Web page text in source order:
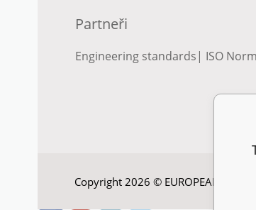
Partneři
Engineering standards | ISO
Copyright 2026 © EUROPEAN